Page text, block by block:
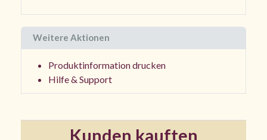
Weitere Aktionen
Produktinformation drucken
Hilfe & Support
Kunden kauften